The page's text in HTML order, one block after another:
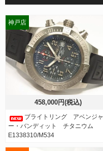
458,000円(税込)
ブライトリング アベンジャ
ー・バンディット チタニウム
E1338310/M534
神戸店